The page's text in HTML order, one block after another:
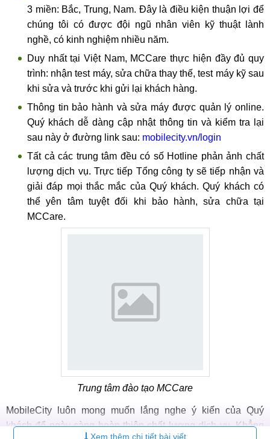
3 miền: Bắc, Trung, Nam. Đây là điều kiện thuận lợi để
chúng tôi có được đội ngũ nhân viên kỹ thuật lành
nghề, có kinh nghiệm nhiều năm.
Duy nhất tại Việt Nam, MCCare thực hiện đầy đủ quy
trình: nhận test máy, sửa chữa thay thế, test máy kỹ sau
khi sửa và trước khi gửi lại khách hàng.
Thông tin bảo hành và sửa máy được quản lý online.
Quý khách dễ dàng cập nhật thông tin và kiểm tra lại
sau này ở đường link sau: mobilecity.vn/login
Tất cả các trung tâm đều có số Hotline phản ảnh chất
lượng dịch vụ. Trực tiếp Tổng công ty sẽ tiếp nhận và
giải đáp mọi thắc mắc của Quý khách. Quý khách có
thể yên tâm tuyệt đối khi bảo hành, sửa chữa tại
MCCare.
Trung tâm đào tạo MCCare
MobileCity luôn mong muốn lắng nghe ý kiến của Quý
khách để ngày càng hoàn thiện chất lượng dịch vụ. Khẳng
Xem thêm chi tiết bài viết